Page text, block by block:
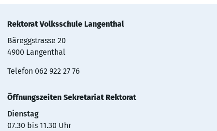
Rektorat Volksschule Langenthal
Bäreggstrasse 20
4900 Langenthal
Telefon 062 922 27 76
Öffnungszeiten Sekretariat Rektorat
Dienstag
07.30 bis 11.30 Uhr